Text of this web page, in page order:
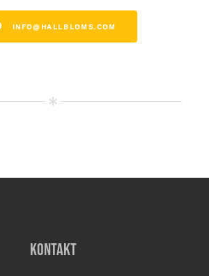
INFO@HALLBLOMS.COM
Kontakt